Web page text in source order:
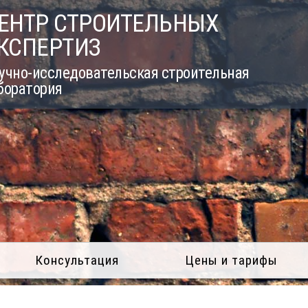
СТРОИТЕЛЬНЫХ
исследовательская строительная
Консультация Цены и тарифы